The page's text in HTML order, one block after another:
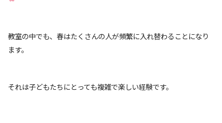
教室の中でも、春はたくさんの人が頻繁に入れ替わることになり
ます。
それは子どもたちにとっても複雑で楽しい経験です。